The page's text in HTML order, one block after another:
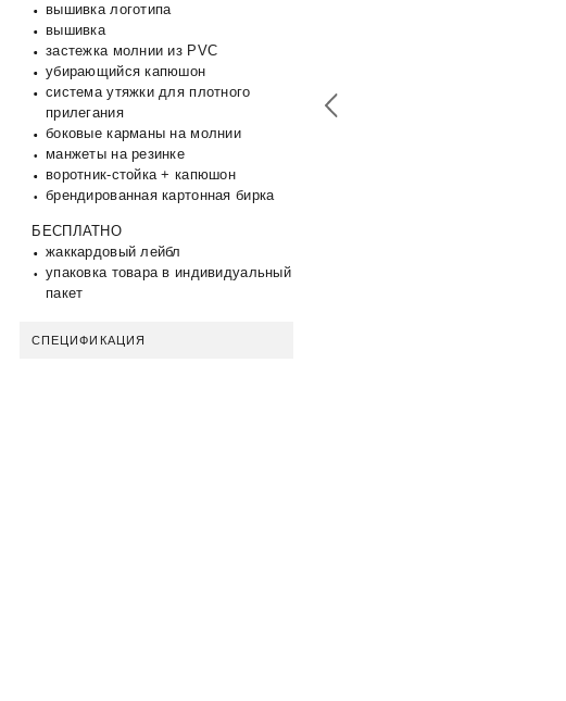
вышивка логотипа
вышивка
застежка молнии из PVC
убирающийся капюшон
система утяжки для плотного
прилегания
боковые карманы на молнии
манжеты на резинке
воротник-стойка + капюшон
брендированная картонная бирка
БЕСПЛАТНО
жаккардовый лейбл
упаковка товара в индивидуальный
пакет
СПЕЦИФИКАЦИЯ